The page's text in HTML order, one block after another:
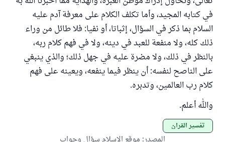
في كتابه المجيد، وأما تكلف الكلام على معرفة آدم عليه
السلام بما ذكر في السؤال، إثباتا، أو نفيا: فلا طائل من وراء
ذلك كله، ولا منفعة للعبد في دينه، ولا في فهم كلام ربه،
بالنظر في ذلك، ولا مضرة عليه في جهل ذلك؛ والذي ينبغي
على الناصح لنفسه: أن ينظر فيما ينفعه، ويعينه على فهم
كلام رب العالمين، وتدبره.
والله أعلم.
تفسير القرآن